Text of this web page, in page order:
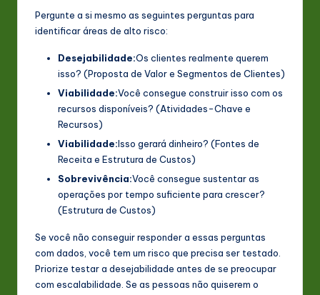
Pergunte a si mesmo as seguintes perguntas para
identificar áreas de alto risco:
Desejabilidade:Os clientes realmente querem
isso? (Proposta de Valor e Segmentos de Clientes)
Viabilidade:Você consegue construir isso com os
recursos disponíveis? (Atividades-Chave e
Recursos)
Viabilidade:Isso gerará dinheiro? (Fontes de
Receita e Estrutura de Custos)
Sobrevivência:Você consegue sustentar as
operações por tempo suficiente para crescer?
(Estrutura de Custos)
Se você não conseguir responder a essas perguntas
com dados, você tem um risco que precisa ser testado.
Priorize testar a desejabilidade antes de se preocupar
com escalabilidade. Se as pessoas não quiserem o